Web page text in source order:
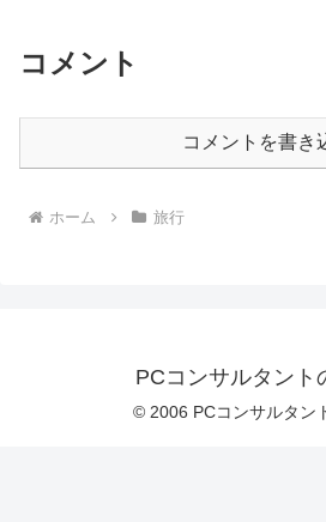
コメント
コメントを書き
ホーム 旅行
PCコンサルタント
© 2006 PCコンサルタン